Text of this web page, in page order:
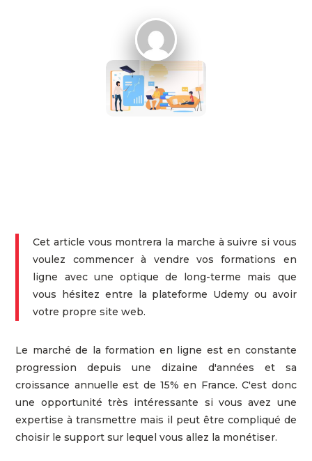
Cet article vous montrera la marche à suivre si vous
voulez commencer à vendre vos formations en
ligne avec une optique de long-terme mais que
vous hésitez entre la plateforme Udemy ou avoir
votre propre site web.
Le marché de la formation en ligne est en constante
progression depuis une dizaine d'années et sa
croissance annuelle est de 15% en France. C'est donc
une opportunité très intéressante si vous avez une
expertise à transmettre mais il peut être compliqué de
choisir le support sur lequel vous allez la monétiser.